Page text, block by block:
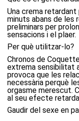
Una crema
minuts abans de les
preliminars per
sensacions i el plaer.
Per què utilitzar-lo?
Chronos de
extrema sensibilitat
provoca que les
necessària perquè
orgasme merescut.
al seu efecte
Gaudir del sexe en